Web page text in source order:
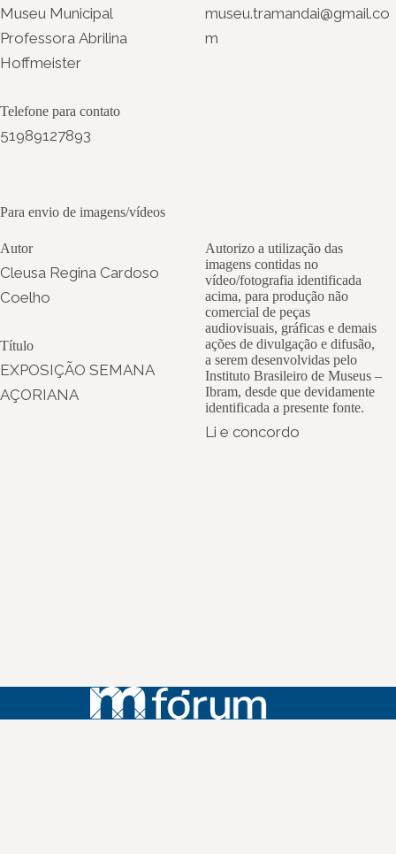
Museu Municipal
Professora Abrilina
Hoffmeister
Telefone para contato
51989127893
museu.tramandai@gmail.co
m
Para envio de imagens/vídeos
Autor
Cleusa Regina Cardoso
Coelho
Título
EXPOSIÇÃO SEMANA
AÇORIANA
Autorizo a utilização das
imagens contidas no
vídeo/fotografia identificada
acima, para produção não
comercial de peças
audiovisuais, gráficas e demais
ações de divulgação e difusão,
a serem desenvolvidas pelo
Instituto Brasileiro de Museus –
Ibram, desde que devidamente
identificada a presente fonte.
Li e concordo